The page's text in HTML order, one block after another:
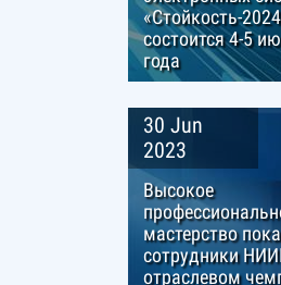
«Стойкость-
состоится 4-5
года
30 Jun
2023
Высокое
мастерство
сотрудники
отраслевом